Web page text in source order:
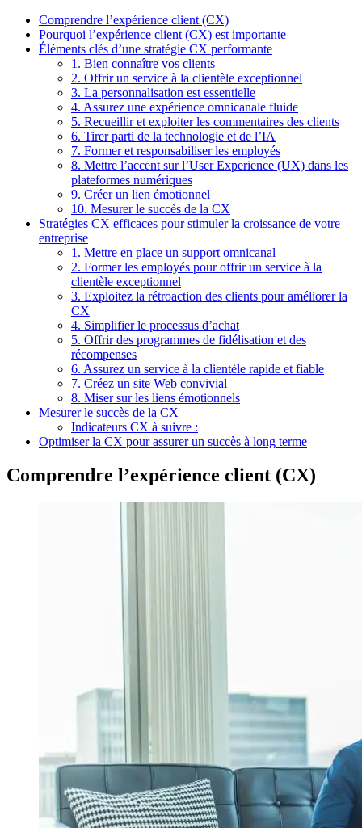
Comprendre l’expérience client (CX)
Pourquoi l’expérience client (CX) est importante
Éléments clés d’une stratégie CX performante
1. Bien connaître vos clients
2. Offrir un service à la clientèle exceptionnel
3. La personnalisation est essentielle
4. Assurez une expérience omnicanale fluide
5. Recueillir et exploiter les commentaires des clients
6. Tirer parti de la technologie et de l’IA
7. Former et responsabiliser les employés
8. Mettre l’accent sur l’User Experience (UX) dans les
plateformes numériques
9. Créer un lien émotionnel
10. Mesurer le succès de la CX
Stratégies CX efficaces pour stimuler la croissance de votre
entreprise
1. Mettre en place un support omnicanal
2. Former les employés pour offrir un service à la
clientèle exceptionnel
3. Exploitez la rétroaction des clients pour améliorer la
CX
4. Simplifier le processus d’achat
5. Offrir des programmes de fidélisation et des
récompenses
6. Assurez un service à la clientèle rapide et fiable
7. Créez un site Web convivial
8. Miser sur les liens émotionnels
Mesurer le succès de la CX
Indicateurs CX à suivre :
Optimiser la CX pour assurer un succès à long terme
Comprendre l’expérience client (CX)